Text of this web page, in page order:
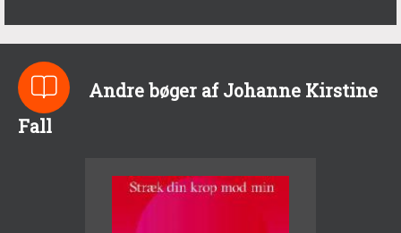
Andre bøger af Johanne Kirstine
Fall